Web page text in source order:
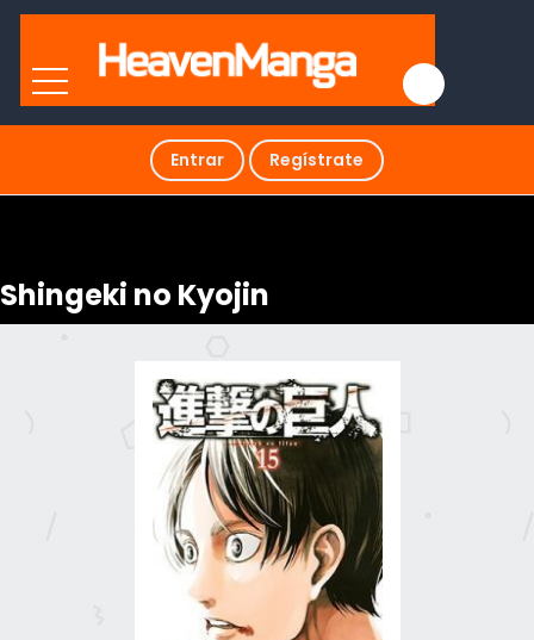
Entrar Regístrate
Shingeki no Kyojin